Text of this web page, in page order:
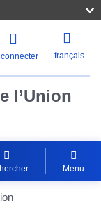
français
l’Union
Menu